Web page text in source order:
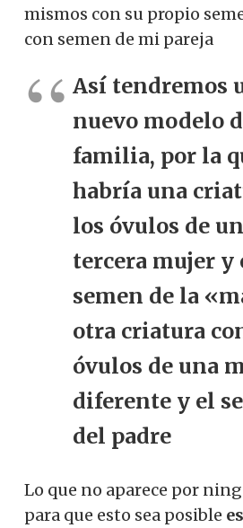
mismos con su propio
con semen de mi pareja
Así tendremos
nuevo modelo
familia, por la
habría una
los óvulos de
tercera mujer y
semen de la
otra criatura
óvulos de una
diferente y el
del padre
Lo que no aparece por
para que esto sea posible